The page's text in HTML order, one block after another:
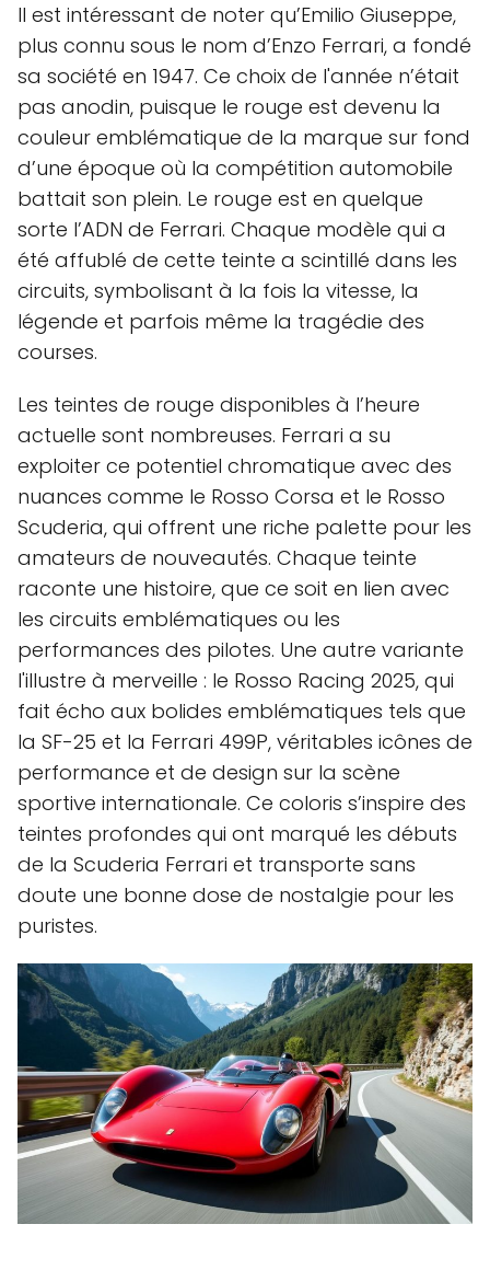
Il est intéressant de noter qu’Emilio Giuseppe,
plus connu sous le nom d’Enzo Ferrari, a fondé
sa société en 1947. Ce choix de l'année n’était
pas anodin, puisque le rouge est devenu la
couleur emblématique de la marque sur fond
d’une époque où la compétition automobile
battait son plein. Le rouge est en quelque
sorte l’ADN de Ferrari. Chaque modèle qui a
été affublé de cette teinte a scintillé dans les
circuits, symbolisant à la fois la vitesse, la
légende et parfois même la tragédie des
courses.
Les teintes de rouge disponibles à l’heure
actuelle sont nombreuses. Ferrari a su
exploiter ce potentiel chromatique avec des
nuances comme le Rosso Corsa et le Rosso
Scuderia, qui offrent une riche palette pour les
amateurs de nouveautés. Chaque teinte
raconte une histoire, que ce soit en lien avec
les circuits emblématiques ou les
performances des pilotes. Une autre variante
l'illustre à merveille : le Rosso Racing 2025, qui
fait écho aux bolides emblématiques tels que
la SF-25 et la Ferrari 499P, véritables icônes de
performance et de design sur la scène
sportive internationale. Ce coloris s’inspire des
teintes profondes qui ont marqué les débuts
de la Scuderia Ferrari et transporte sans
doute une bonne dose de nostalgie pour les
puristes.